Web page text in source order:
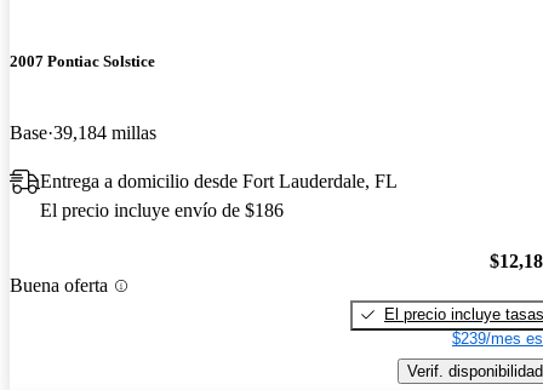
2007 Pontiac Solstice
Base 39,184 millas
Entrega a domicilio desde Fort Lauderdale, FL
El precio incluye envío de $186
Buena oferta
El precio incluye tasas
$239/mes
Verif. disponibilidad